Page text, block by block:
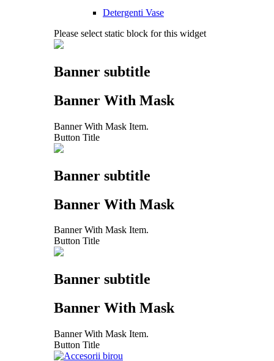
Detergenti Vase
Please select static block for this widget
Banner subtitle
Banner With Mask
Banner With Mask Item.
Button Title
Banner subtitle
Banner With Mask
Banner With Mask Item.
Button Title
Banner subtitle
Banner With Mask
Banner With Mask Item.
Button Title